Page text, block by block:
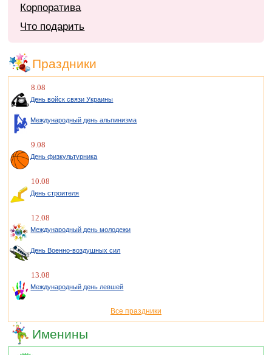
Корпоратива
Что подарить
Праздники
8.08
День войск связи Украины
Международный день альпинизма
9.08
День физкультурника
10.08
День строителя
12.08
Международный день молодежи
День Военно-воздушных сил
13.08
Международный день левшей
Все праздники
Именины